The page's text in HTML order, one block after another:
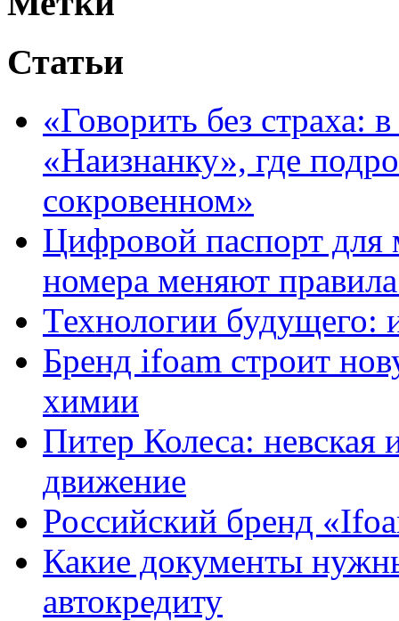
Статьи
«Говорить без страха:
«Наизнанку», где
сокровенном»
Цифровой паспорт для
номера меняют
Технологии будущего:
Бренд ifoam строит
химии
Питер Колеса: невская
движение
Российский бренд
Какие документы
автокредиту